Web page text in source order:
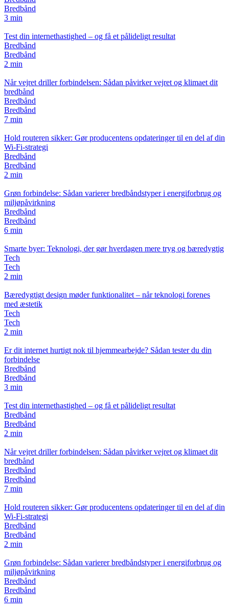
Bredbånd
3 min
Test din internethastighed – og få et pålideligt resultat
Bredbånd
Bredbånd
2 min
Når vejret driller forbindelsen: Sådan påvirker vejret og klimaet dit
bredbånd
Bredbånd
Bredbånd
7 min
Hold routeren sikker: Gør producentens opdateringer til en del af din
Wi‑Fi‑strategi
Bredbånd
Bredbånd
2 min
Grøn forbindelse: Sådan varierer bredbåndstyper i energiforbrug og
miljøpåvirkning
Bredbånd
Bredbånd
6 min
Smarte byer: Teknologi, der gør hverdagen mere tryg og bæredygtig
Tech
Tech
2 min
Bæredygtigt design møder funktionalitet – når teknologi forenes
med æstetik
Tech
Tech
2 min
Er dit internet hurtigt nok til hjemmearbejde? Sådan tester du din
forbindelse
Bredbånd
Bredbånd
3 min
Test din internethastighed – og få et pålideligt resultat
Bredbånd
Bredbånd
2 min
Når vejret driller forbindelsen: Sådan påvirker vejret og klimaet dit
bredbånd
Bredbånd
Bredbånd
7 min
Hold routeren sikker: Gør producentens opdateringer til en del af din
Wi‑Fi‑strategi
Bredbånd
Bredbånd
2 min
Grøn forbindelse: Sådan varierer bredbåndstyper i energiforbrug og
miljøpåvirkning
Bredbånd
Bredbånd
6 min